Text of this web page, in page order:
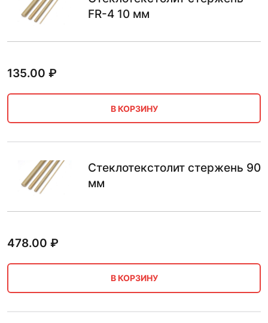
FR-4 10 мм
135.00 ₽
В КОРЗИНУ
Стеклотекстолит стержень 90
мм
478.00 ₽
В КОРЗИНУ